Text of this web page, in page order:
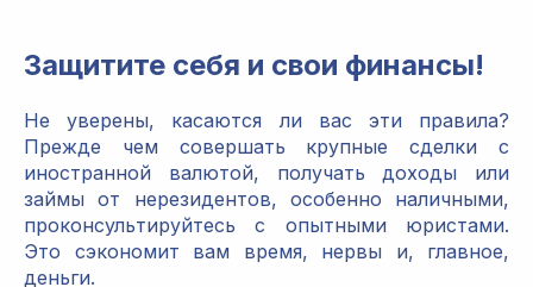
Защитите себя и свои финансы!
Не уверены, касаются ли вас эти правила?
Прежде чем совершать крупные сделки с
иностранной валютой, получать доходы или
займы от нерезидентов, особенно наличными,
проконсультируйтесь с опытными юристами.
Это сэкономит вам время, нервы и, главное,
деньги.